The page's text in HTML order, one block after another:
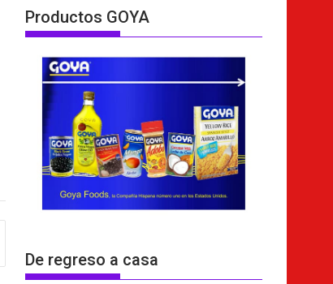
Productos GOYA
De regreso a casa